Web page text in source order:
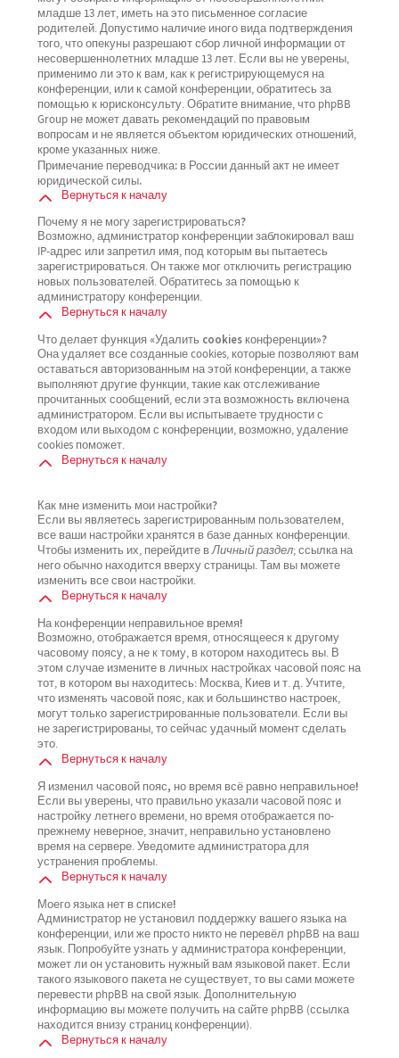
младше 13 лет, иметь на это письменное согласие
родителей. Допустимо наличие иного вида подтверждения
того, что опекуны разрешают сбор личной информации от
несовершеннолетних младше 13 лет. Если вы не уверены,
применимо ли это к вам, как к регистрирующемуся на
конференции, или к самой конференции, обратитесь за
помощью к юрисконсульту. Обратите внимание, что phpBB
Group не может давать рекомендаций по правовым
вопросам и не является объектом юридических отношений,
кроме указанных ниже.
Примечание переводчика: в России данный акт не имеет
юридической силы.
Вернуться к началу
Почему я не могу зарегистрироваться?
Возможно, администратор конференции заблокировал ваш
IP-адрес или запретил имя, под которым вы пытаетесь
зарегистрироваться. Он также мог отключить регистрацию
новых пользователей. Обратитесь за помощью к
администратору конференции.
Вернуться к началу
Что делает функция «Удалить cookies конференции»?
Она удаляет все созданные cookies, которые позволяют вам
оставаться авторизованным на этой конференции, а также
выполняют другие функции, такие как отслеживание
прочитанных сообщений, если эта возможность включена
администратором. Если вы испытываете трудности с
входом или выходом с конференции, возможно, удаление
cookies поможет.
Вернуться к началу
Как мне изменить мои настройки?
Если вы являетесь зарегистрированным пользователем,
все ваши настройки хранятся в базе данных конференции.
Чтобы изменить их, перейдите вЛичный раздел; ссылка на
него обычно находится вверху страницы. Там вы можете
изменить все свои настройки.
Вернуться к началу
На конференции неправильное время!
Возможно, отображается время, относящееся к другому
часовому поясу, а не к тому, в котором находитесь вы. В
этом случае измените в личных настройках часовой пояс на
тот, в котором вы находитесь: Москва, Киев и т. д. Учтите,
что изменять часовой пояс, как и большинство настроек,
могут только зарегистрированные пользователи. Если вы
не зарегистрированы, то сейчас удачный момент сделать
это.
Вернуться к началу
Я изменил часовой пояс, но время всё равно неправильное!
Если вы уверены, что правильно указали часовой пояс и
настройку летнего времени, но время отображается по-
прежнему неверное, значит, неправильно установлено
время на сервере. Уведомите администратора для
устранения проблемы.
Вернуться к началу
Моего языка нет в списке!
Администратор не установил поддержку вашего языка на
конференции, или же просто никто не перевёл phpBB на ваш
язык. Попробуйте узнать у администратора конференции,
может ли он установить нужный вам языковой пакет. Если
такого языкового пакета не существует, то вы сами можете
перевести phpBB на свой язык. Дополнительную
информацию вы можете получить на сайте phpBB (ссылка
находится внизу страниц конференции).
Вернуться к началу